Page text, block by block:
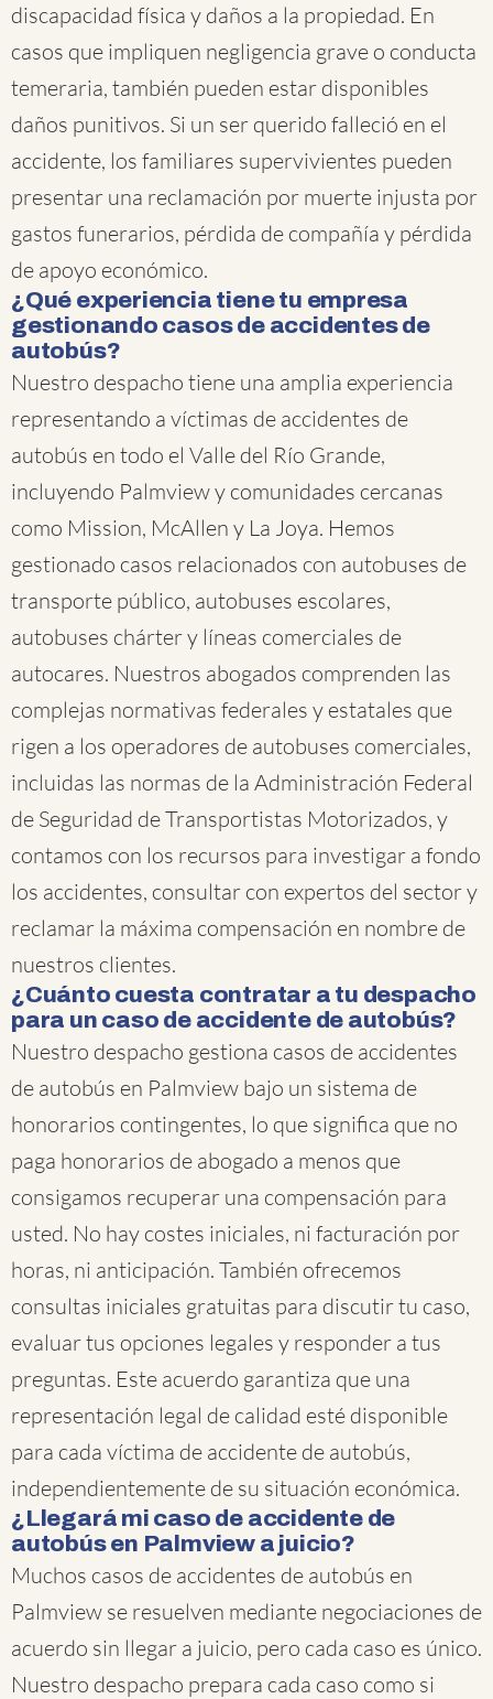
discapacidad física y daños a la propiedad. En
casos que impliquen negligencia grave o conducta
temeraria, también pueden estar disponibles
daños punitivos. Si un ser querido falleció en el
accidente, los familiares supervivientes pueden
presentar una reclamación por muerte injusta por
gastos funerarios, pérdida de compañía y pérdida
de apoyo económico.
¿Qué experiencia tiene tu empresa
gestionando casos de accidentes de
autobús?
Nuestro despacho tiene una amplia experiencia
representando a víctimas de accidentes de
autobús en todo el Valle del Río Grande,
incluyendo Palmview y comunidades cercanas
como Mission, McAllen y La Joya. Hemos
gestionado casos relacionados con autobuses de
transporte público, autobuses escolares,
autobuses chárter y líneas comerciales de
autocares. Nuestros abogados comprenden las
complejas normativas federales y estatales que
rigen a los operadores de autobuses comerciales,
incluidas las normas de la Administración Federal
de Seguridad de Transportistas Motorizados, y
contamos con los recursos para investigar a fondo
los accidentes, consultar con expertos del sector y
reclamar la máxima compensación en nombre de
nuestros clientes.
¿Cuánto cuesta contratar a tu despacho
para un caso de accidente de autobús?
Nuestro despacho gestiona casos de accidentes
de autobús en Palmview bajo un sistema de
honorarios contingentes, lo que significa que no
paga honorarios de abogado a menos que
consigamos recuperar una compensación para
usted. No hay costes iniciales, ni facturación por
horas, ni anticipación. También ofrecemos
consultas iniciales gratuitas para discutir tu caso,
evaluar tus opciones legales y responder a tus
preguntas. Este acuerdo garantiza que una
representación legal de calidad esté disponible
para cada víctima de accidente de autobús,
independientemente de su situación económica.
¿Llegará mi caso de accidente de
autobús en Palmview a juicio?
Muchos casos de accidentes de autobús en
Palmview se resuelven mediante negociaciones de
acuerdo sin llegar a juicio, pero cada caso es único.
Nuestro despacho prepara cada caso como si